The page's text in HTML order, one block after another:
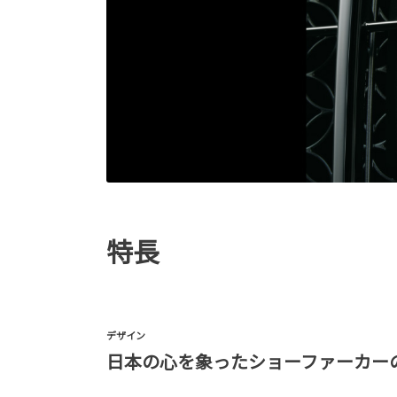
特長
デザイン
日本の心を象ったショーファーカー